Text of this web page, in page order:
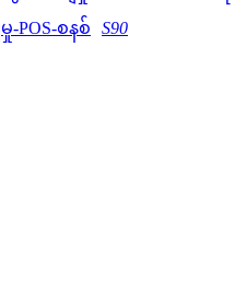
S90